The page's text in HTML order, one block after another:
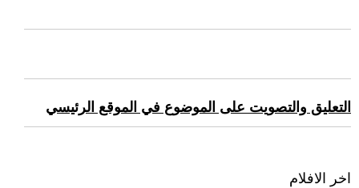
التعليق والتصويت على الموضوع في الموقع الرئيسي
اخر الافلام